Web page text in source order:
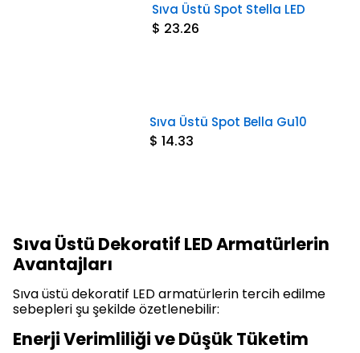
Sıva Üstü Spot Stella LED
$ 23.26
Sıva Üstü Spot Bella Gu10
$ 14.33
Sıva Üstü Dekoratif LED Armatürlerin
Avantajları
Sıva üstü dekoratif LED armatürlerin tercih edilme
sebepleri şu şekilde özetlenebilir:
Enerji Verimliliği ve Düşük Tüketim